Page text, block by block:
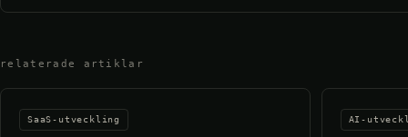
relaterade artiklar
SaaS-utveckling AI-